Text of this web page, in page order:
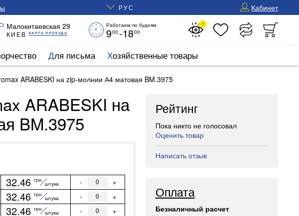
РУС Кабинет
Малокитаевская 29
КИЕВ КАРТА ПРОЕЗДА
Работаем по будням
900 -1800
1
Для письма Хозяйственные товары
ARABESKI на zip-молнии А4 матовая BM.3975
ARABESKI на
BM.3975
32.46 грн
штука - +
32.46 грн
штука - +
32.46 грн
штука - +
Рейтинг
Пока никто не голосовал
Оценить товар
Написать отзыв
Оплата
Безналичный расчет